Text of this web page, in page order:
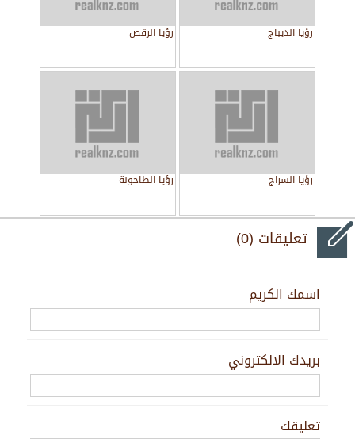
رؤيا الديباج رؤيا الرقص
رؤيا السراج رؤيا الطاحونة
تعليقات (0)
اسمك الكريم
بريدك الالكتروني
تعليقك